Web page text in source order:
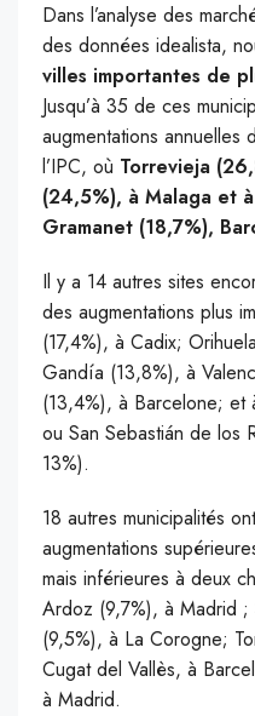
Dans l’analyse des
des données idealista,
villes importantes de
Jusqu’à 35 de ces
augmentations annuelles
l’IPC, où Torrevieja
(24,5%), à Malaga et
Gramanet (18,7%),
Il y a 14 autres sites
des augmentations plus
(17,4%), à Cadix;
Gandía (13,8%), à
(13,4%), à Barcelone; et
ou San Sebastián de los
13%).
18 autres municipalités
augmentations
mais inférieures à deux
Ardoz (9,7%), à Madrid ;
(9,5%), à La Corogne;
Cugat del Vallès, à
à Madrid.